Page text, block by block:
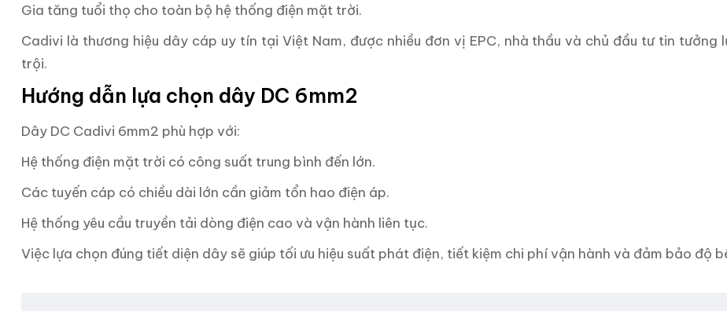
Gia tăng tuổi thọ cho toàn bộ hệ thống điện mặt trời.
Cadivi là thương hiệu dây cáp uy tín tại Việt Nam, được nhiều đơn vị EPC, nhà thầu và chủ đầu tư tin
trội.
Hướng dẫn lựa chọn dây DC 6mm2
Dây DC Cadivi 6mm2 phù hợp với:
Hệ thống điện mặt trời có công suất trung bình đến lớn.
Các tuyến cáp có chiều dài lớn cần giảm tổn hao điện áp.
Hệ thống yêu cầu truyền tải dòng điện cao và vận hành liên tục.
Việc lựa chọn đúng tiết diện dây sẽ giúp tối ưu hiệu suất phát điện, tiết kiệm chi phí vận hành và đảm bảo độ